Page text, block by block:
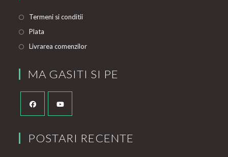
Termeni si conditii
Plata
Livrarea comenzilor
MA GASITI SI PE
POSTARI RECENTE